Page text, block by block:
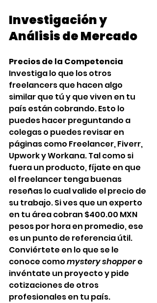
Investigación y
Análisis de Mercado
Precios de la Competencia
Investiga lo que los otros
freelancers que hacen algo
similar que tú y que viven en tu
país están cobrando. Esto lo
puedes hacer preguntando a
colegas o puedes revisar en
páginas como Freelancer, Fiverr,
Upwork y Workana. Tal como si
fuera un producto, fíjate en que
el freelancer tenga buenas
reseñas lo cual valide el precio de
su trabajo. Si ves que un experto
en tu área cobran $400.00 MXN
pesos por hora en promedio, ese
es un punto de referencia útil.
Conviértete en lo que se le
conoce como mystery shopper e
invéntate un proyecto y pide
cotizaciones de otros
profesionales en tu país.